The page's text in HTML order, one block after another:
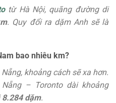
từ Hà Nội, quãng đường di
. Quy đổi ra dặm Anh sẽ là
bao nhiêu km?
khoảng cách sẽ xa hơn.
– Toronto dài khoảng
8.284 dặm.